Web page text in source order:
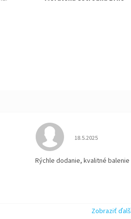
5 z 5 hviezdičiek. Hodnotenie
18.5.2025
Rýchle dodanie, kvalitné balenie
Zobraziť